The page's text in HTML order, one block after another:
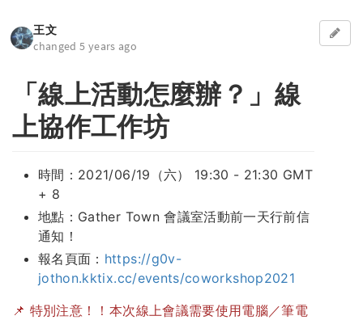
王文
changed 5 years ago
「線上活動怎麼辦？」線
上協作工作坊
時間：2021/06/19（六） 19:30 - 21:30 GMT
+ 8
地點：Gather Town 會議室活動前一天行前信
通知！
報名頁面： https://g0v-
jothon.kktix.cc/events/coworkshop2021
📌 特別注意！！本次線上會議需要使用電腦／筆電